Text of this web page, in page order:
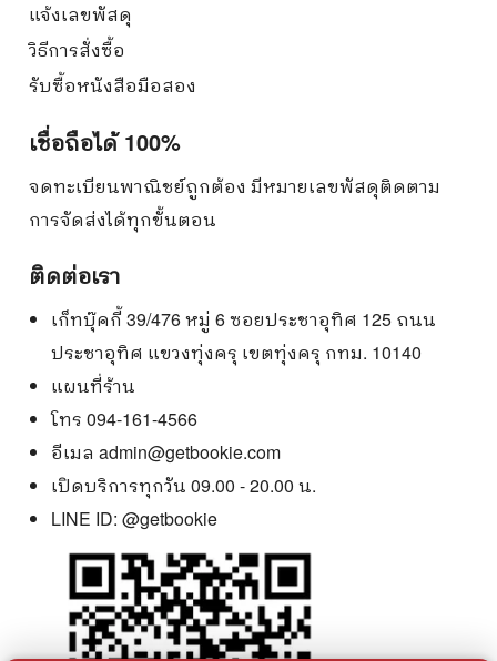
แจ้งเลขพัสดุ
วิธีการสั่งซื้อ
รับซื้อหนังสือมือสอง
เชื่อถือได้ 100%
จดทะเบียนพาณิชย์ถูกต้อง มีหมายเลขพัสดุติดตาม
การจัดส่งได้ทุกขั้นตอน
ติดต่อเรา
เก็ทบุ๊คกี้ 39/476 หมู่ 6 ซอยประชาอุทิศ 125 ถนน
ประชาอุทิศ แขวงทุ่งครุ เขตทุ่งครุ กทม. 10140
แผนที่ร้าน
โทร 094-161-4566
อีเมล admin@getbookie.com
เปิดบริการทุกวัน 09.00 - 20.00 น.
LINE ID: @getbookie